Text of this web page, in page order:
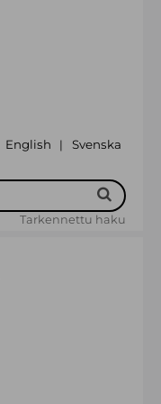
English | Svenska
Tarkennettu haku